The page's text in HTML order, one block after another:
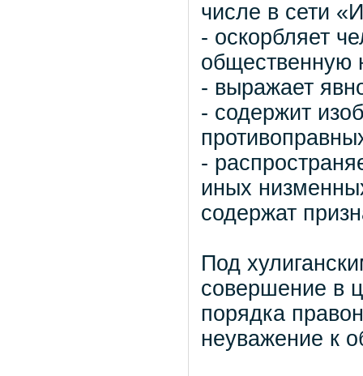
числе в сети
- оскорбляет
общественную
- выражает
- содержит
-
иных
содержат
Под
совершение в
порядка
неуважение к